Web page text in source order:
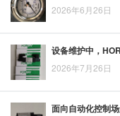
2026年6月26日
2026年7月26日